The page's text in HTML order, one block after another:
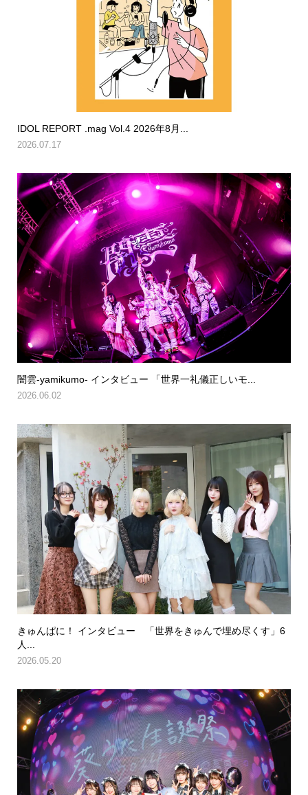
IDOL REPORT .mag Vol.4 2026年8月...
2026.07.17
闇雲-yamikumo- インタビュー 「世界一礼儀正しいモ...
2026.06.02
きゅんぱに！ インタビュー 「世界をきゅんで埋め尽くす」6
人...
2026.05.20